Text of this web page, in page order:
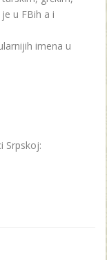
u FBih a i
imena u
Srpskoj: